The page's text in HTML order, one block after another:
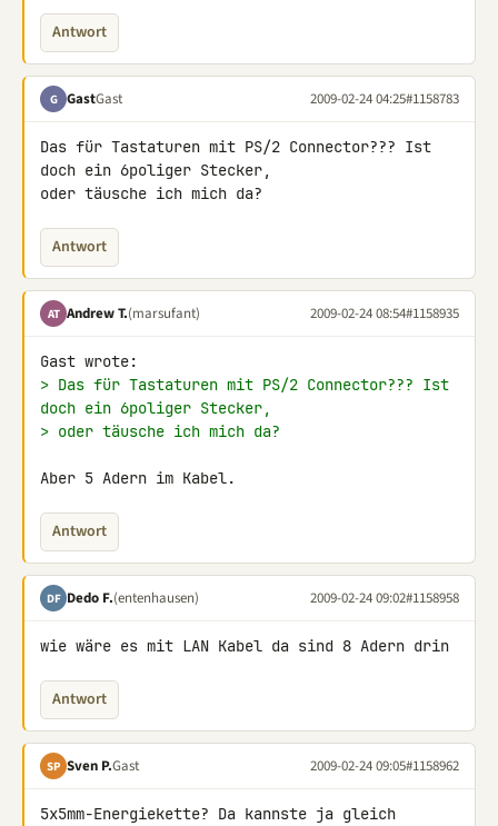
Antwort
G GastGast 2009-02-24 04:25#1158783
Das für Tastaturen mit PS/2 Connector??? Ist
doch ein 6poliger Stecker,
oder täusche ich mich da?
Antwort
AT Andrew T.(marsufant) 2009-02-24 08:54#1158935
> Das für Tastaturen mit PS/2 Connector??? Ist
doch ein 6poliger Stecker,
> oder täusche ich mich da?
Aber 5 Adern im Kabel.
Antwort
DF Dedo F.(entenhausen) 2009-02-24 09:02#1158958
wie wäre es mit LAN Kabel da sind 8 Adern drin
Antwort
SP Sven P.Gast 2009-02-24 09:05#1158962
5x5mm-Energiekette? Da kannste ja gleich